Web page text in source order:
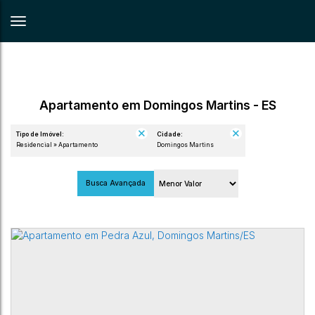
Apartamento em Domingos Martins - ES
Tipo de Imóvel:
Residencial » Apartamento
Cidade:
Domingos Martins
Busca Avançada